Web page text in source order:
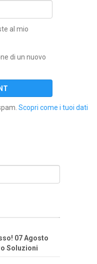
al mio
di un nuovo
Scopri come i tuoi dati
07 Agosto
Soluzioni